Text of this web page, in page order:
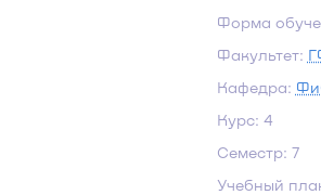
Форма
Факультет:
Кафедра:
Курс: 4
Семестр: 7
Учебный